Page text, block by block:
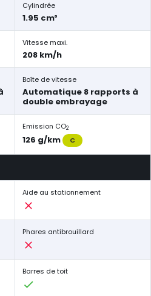
Cylindrée
1.95 cm³
Vitesse maxi.
208 km/h
Boîte de vitesse
Automatique 8 rapports à
double embrayage
Emission CO2
126 g/km C
Aide au stationnement
Phares antibrouillard
Barres de toit